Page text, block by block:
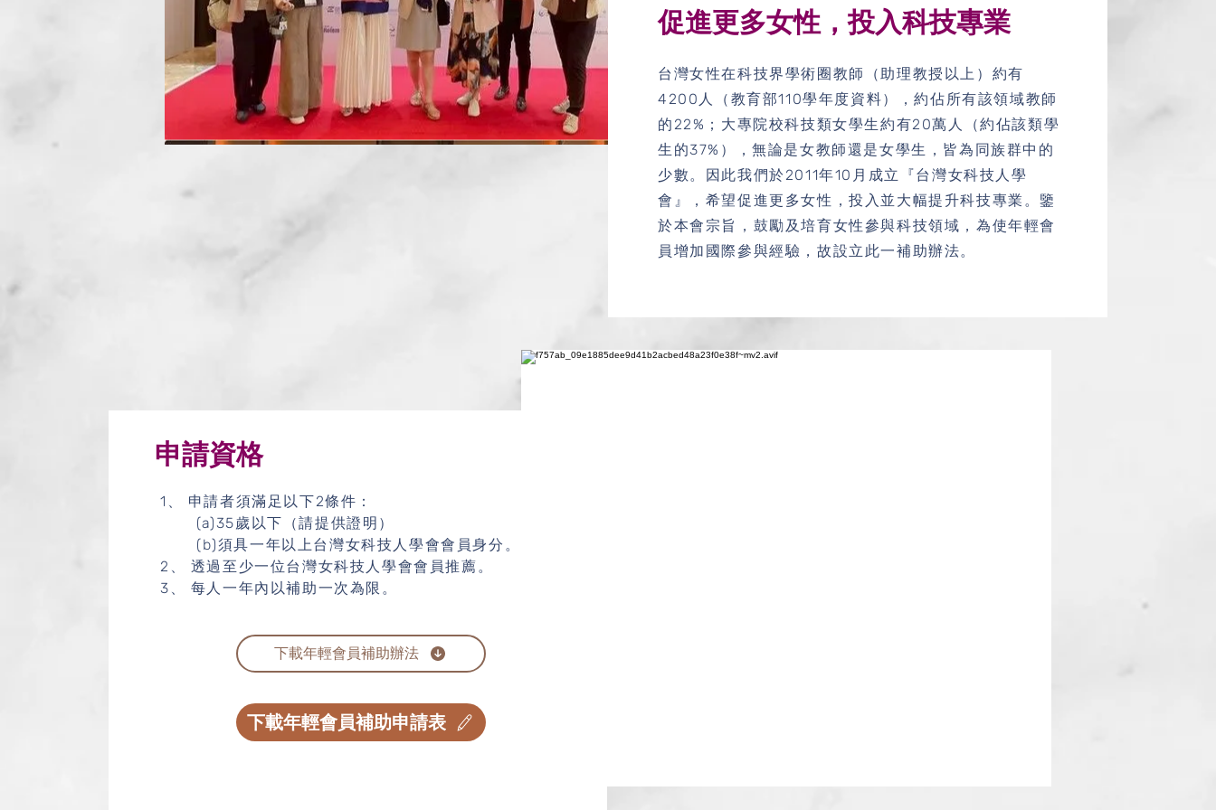
促進更多女性，投入科技專業
台灣女性在科技界學術圈教師（助理教授以上）約有
4200人（教育部110學年度資料），約佔所有該領域教師
的22%；大專院校科技類女學生約有20萬人（約佔該類學
生的37%），無論是女教師還是女學生，皆為同族群中的
少數。因此我們於2011年10月成立『台灣女科技人學
會』，希望促進更多女性，投入並大幅提升科技專業。鑒
於本會宗旨，鼓勵及培育女性參與科技領域，為使年輕會
員增加國際參與經驗，故設立此一補助辦法。
​申請資格
1、 申請者須滿足以下2條件：
(a)35歲以下（請提供證明）
(b)須具一年以上台灣女科技人學會會員身分。
2、 透過至少一位台灣女科技人學會會員推薦。
3、 每人一年內以補助一次為限。
下載年輕會員補助辦法
下載年輕會員補助申請表